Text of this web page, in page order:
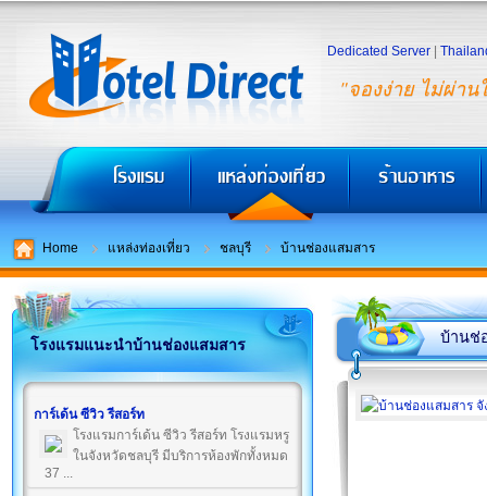
"จองง่าย ไม่ผ่าน
Dedicated Server
Home แหล่งท่องเที่ยว ชลบุรี บ้านช่องแสมสาร
โรงแรมแนะนำบ้านช่องแสมสาร
การ์เด้น ซีวิว รีสอร์ท
โรงแรมการ์เด้น ซีวิว รีสอร์ท โรงแรมหรู
ในจังหวัดชลบุรี มีบริการห้องพักทั้งหมด
37 ...
บ้านช่